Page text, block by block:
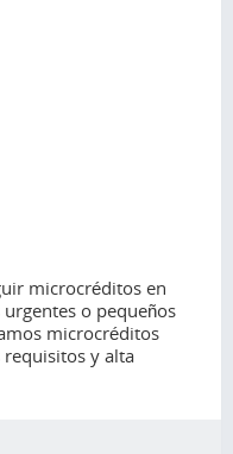
microcréditos en
o pequeños
microcréditos
y alta